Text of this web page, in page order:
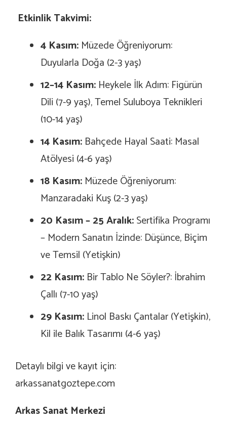
Etkinlik Takvimi:
4 Kasım: Müzede Öğreniyorum:
Duyularla Doğa (2-3 yaş)
12–14 Kasım: Heykele İlk Adım: Figürün
Dili (7-9 yaş), Temel Suluboya Teknikleri
(10-14 yaş)
14 Kasım: Bahçede Hayal Saati: Masal
Atölyesi (4-6 yaş)
18 Kasım: Müzede Öğreniyorum:
Manzaradaki Kuş (2-3 yaş)
20 Kasım – 25 Aralık:Sertifika Programı
– Modern Sanatın İzinde: Düşünce, Biçim
ve Temsil (Yetişkin)
22 Kasım: Bir Tablo Ne Söyler?: İbrahim
Çallı (7-10 yaş)
29 Kasım: Linol Baskı Çantalar (Yetişkin),
Kil ile Balık Tasarımı (4-6 yaş)
Detaylı bilgi ve kayıt için:
arkassanatgoztepe.com
Arkas Sanat Merkezi